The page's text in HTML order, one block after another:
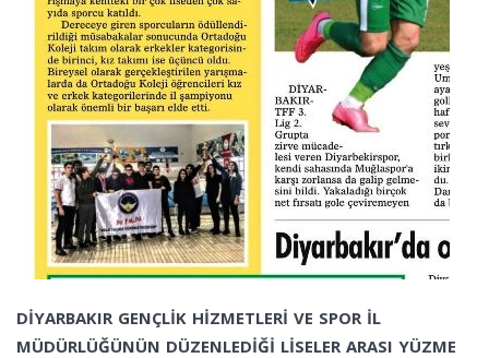
DİYARBAKIR GENÇLİK HİZMETLERİ VE SPOR İL
MÜDÜRLÜĞÜNÜN DÜZENLEDİĞİ LİSELER ARASI YÜZME